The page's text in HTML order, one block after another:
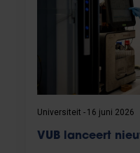
Universiteit 16 juni 2026
VUB lanceert